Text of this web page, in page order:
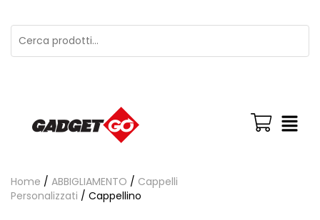
Home / ABBIGLIAMENTO / Cappelli
Personalizzati / Cappellino